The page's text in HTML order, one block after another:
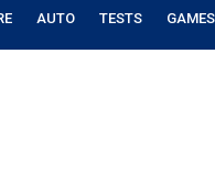
AUTO TESTS GAMES